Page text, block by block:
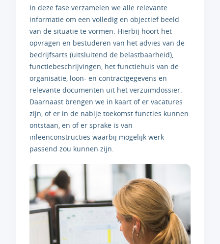
In deze fase verzamelen we alle relevante
informatie om een volledig en objectief beeld
van de situatie te vormen. Hierbij hoort het
opvragen en bestuderen van het advies van de
bedrijfsarts (uitsluitend de belastbaarheid),
functiebeschrijvingen, het functiehuis van de
organisatie, loon- en contractgegevens en
relevante documenten uit het verzuimdossier.
Daarnaast brengen we in kaart of er vacatures
zijn, of er in de nabije toekomst functies kunnen
ontstaan, en of er sprake is van
inleenconstructies waarbij mogelijk werk
passend zou kunnen zijn.